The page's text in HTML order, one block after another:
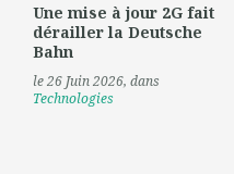
Une mise à jour 2G fait
dérailler la Deutsche
Bahn
le 26 Juin 2026, dans
Technologies